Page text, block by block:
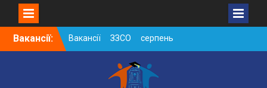
SkipВакансії:
Вакансії ЗЗСО серпень
2026
Вакансії ЗЗСО червень